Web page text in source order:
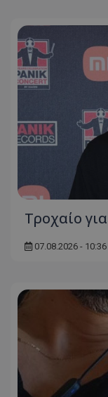
Τροχαίο
07.08.2026 - 10:36